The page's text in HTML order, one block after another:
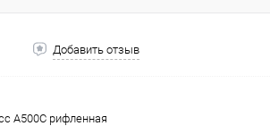
Добавить отзыв
А500С рифленная